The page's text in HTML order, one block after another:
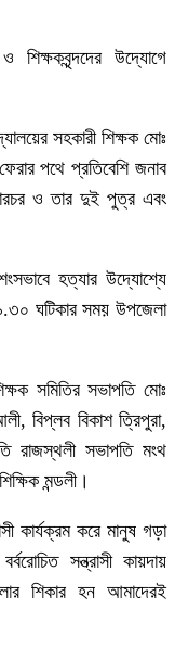
শিক্ষকবৃন্দদের উদ্যোগে
সহকারী শিক্ষক মোঃ
পথে প্রতিবেশি জনাব
ও তার দুই পুত্র এবং
হত্যার উদ্যোশ্যে
ঘটিকার সময় উপজেলা
সমিতির সভাপতি মোঃ
বিপ্লব বিকাশ ত্রিপুরা,
রাজস্থলী সভাপতি মংথ
মন্ডলী।
কার্যক্রম করে মানুষ গড়া
সন্ত্রাসী কায়দায়
শিকার হন আমাদেরই